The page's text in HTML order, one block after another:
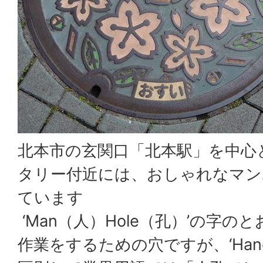
北本市の玄関口「北本駅」を中
タリー付近には、おしゃれなマ
ています
‘Man（人）Hole（孔）’の字の
作業をするための穴ですが、